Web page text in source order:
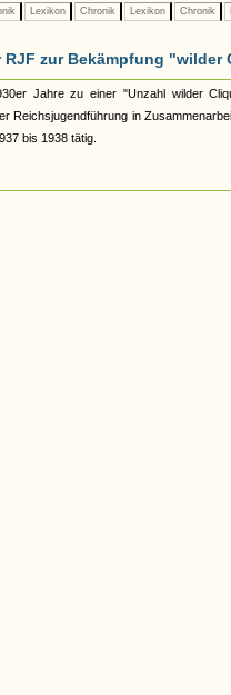
Lexikon Chronik Lexikon Chronik
zur Bekämpfung "wilder
Jahre zu einer "Unzahl wilder
Reichsjugendführung in
bis 1938 tätig.